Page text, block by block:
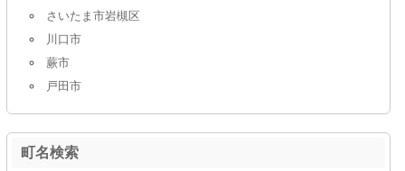
さいたま市岩槻区
川口市
蕨市
戸田市
町名検索